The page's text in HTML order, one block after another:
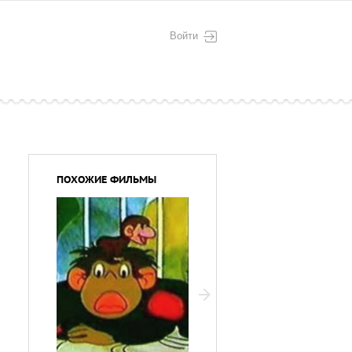
Войти
ПОХОЖИЕ ФИЛЬМЫ